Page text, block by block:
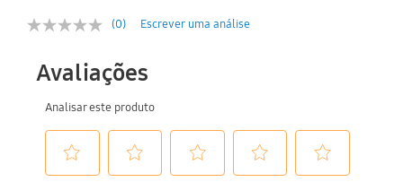
(0) Escrever uma análise